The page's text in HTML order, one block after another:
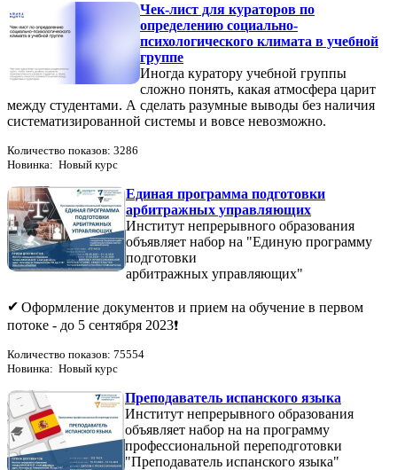
Чек-лист для кураторов по
определению социально-
психологического климата в учебной
группе
Иногда куратору учебной группы
сложно понять, какая атмосфера царит
между студентами. А сделать разумные выводы без наличия
систематизированной системы и вовсе невозможно.
Количество показов: 3286
Новинка: Новый курс
Единая программа подготовки
арбитражных управляющих
Институт непрерывного образования
объявляет набор на "Единую программу
подготовки
арбитражных управляющих"
Оформление документов и прием на обучение в первом
потоке - до 5 сентября 2023
Количество показов: 75554
Новинка: Новый курс
Преподаватель испанского языка
Институт непрерывного образования
объявляет набор на на программу
профессиональной переподготовки
"Преподаватель испанского языка"